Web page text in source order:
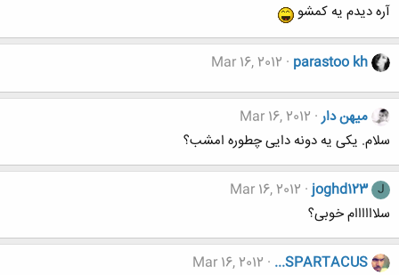
آره دیدم یه کمشو
parastoo kh
Mar 16, 2012
میهن دار Mar 16, 2012
سلام. یکی یه دونه دایی چطوره امشب؟
J
joghd123
Mar 16, 2012
سلاااااام خوبی؟
...SPARTACUS
Mar 16, 2012